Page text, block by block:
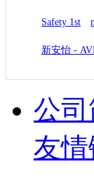
Safety 1st
新安怡 -
公
友